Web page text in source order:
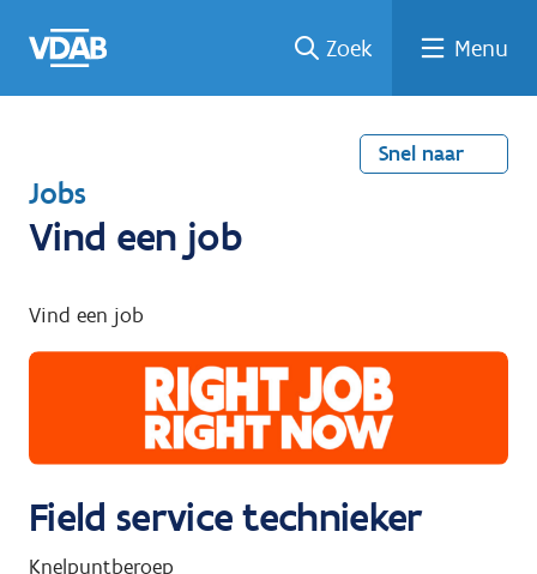
naar
een
een
job
naar
Zoek Menu
Snel naar
T
e
u
g
a
r
Jobs
Vind een job
Vind een job
Field service technieker
Knelpuntberoep